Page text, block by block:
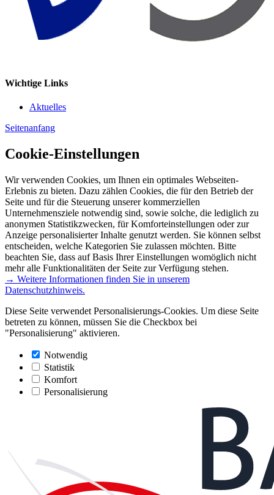
Wichtige Links
Aktuelles
Seitenanfang
Cookie-Einstellungen
Wir verwenden Cookies, um Ihnen ein optimales Webseiten-
Erlebnis zu bieten. Dazu zählen Cookies, die für den Betrieb der
Seite und für die Steuerung unserer kommerziellen
Unternehmensziele notwendig sind, sowie solche, die lediglich zu
anonymen Statistikzwecken, für Komforteinstellungen oder zur
Anzeige personalisierter Inhalte genutzt werden. Sie können selbst
entscheiden, welche Kategorien Sie zulassen möchten. Bitte
beachten Sie, dass auf Basis Ihrer Einstellungen womöglich nicht
mehr alle Funktionalitäten der Seite zur Verfügung stehen.
→ Weitere Informationen finden Sie in unserem
Datenschutzhinweis.
Diese Seite verwendet Personalisierungs-Cookies. Um diese Seite
betreten zu können, müssen Sie die Checkbox bei
"Personalisierung" aktivieren.
Notwendig
Statistik
Komfort
Personalisierung